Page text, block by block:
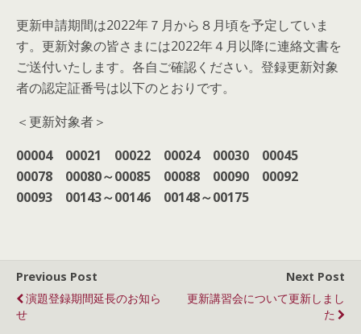
更新申請期間は2022年７月から８月頃を予定していま
す。更新対象の皆さまには2022年４月以降に連絡文書を
ご送付いたします。各自ご確認ください。登録更新対象
者の認定証番号は以下のとおりです。
＜更新対象者＞
00004 00021 00022 00024 00030 00045
00078 00080～00085 00088 00090 00092
00093 00143～00146 00148～00175
Previous Post
演題登録期間延長のお知ら
せ
Next Post
更新講習会について更新しまし
た